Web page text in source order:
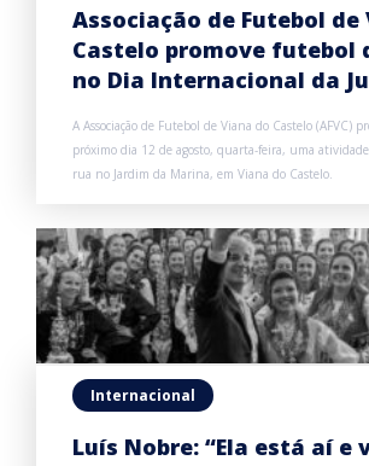
Associação de Futebol de
Castelo promove futebol
no Dia Internacional da
A Associação de Futebol de Viana do Castelo (AFVC)
próximo dia 12 de agosto, quarta-feira, uma
rua no Jardim da Marina, em Viana do Castelo.
Internacional
Luís Nobre: “Ela está aí e